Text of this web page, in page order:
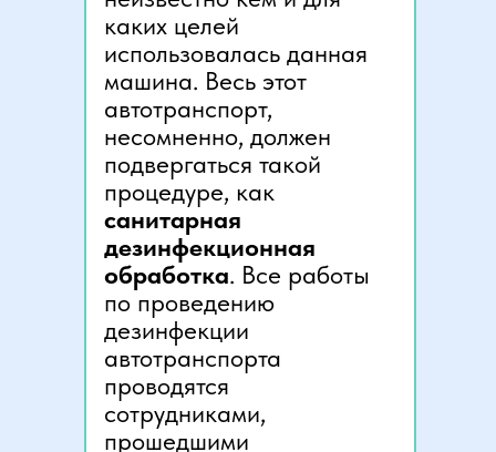
каких целей
использовалась данная
машина. Весь этот
автотранспорт,
несомненно, должен
подвергаться такой
процедуре, как
санитарная
дезинфекционная
обработка. Все работы
по проведению
дезинфекции
автотранспорта
проводятся
сотрудниками,
прошедшими